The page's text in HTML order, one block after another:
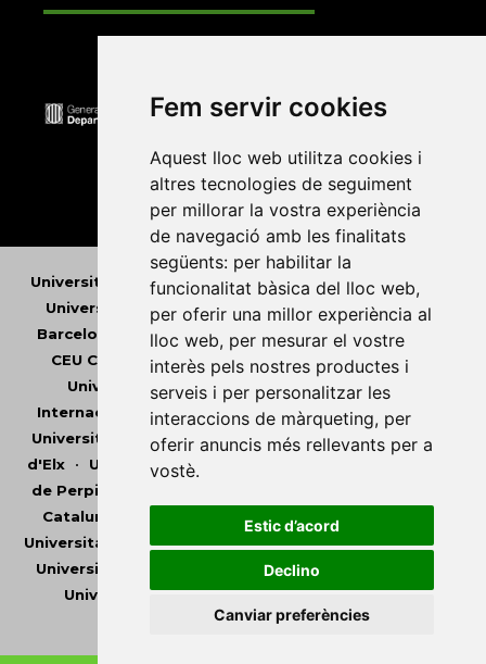
Fem servir cookies
Aquest lloc web utilitza cookies i
altres tecnologies de seguiment
per millorar la vostra experiència
de navegació amb les finalitats
següents: per habilitar la
funcionalitat bàsica del lloc web,
per oferir una millor experiència al
lloc web, per mesurar el vostre
interès pels nostres productes i
serveis i per personalitzar les
interaccions de màrqueting, per
oferir anuncis més rellevants per a
vostè.
Estic d’acord
Declino
Canviar preferències
Universitat Abat Oliba CEU• Universitat d'Alacant
Universitat d'Andorra•Universitat Autònoma de
Barcelona
Universitat de Barcelona•Universitat
CEU Cardenal Herrera • Universitat de Girona
Universitat de les Illes Balears•Universitat
Internacional de Catalunya • Universitat Jaume I
Universitat de Lleida •Universitat Miguel Hernández
d'Elx• Universitat Oberta de Catalunya
de Perpinyà Via Domitia
Catalunya
Universitat Politècnica de València
Universitat Pompeu Fabra•Universitat Ramon Llull
Universitat Rovira i Virgili
Universitat de Sàsser
Universitat de València•Universitat de Vic -
Universitat Central de Catalunya